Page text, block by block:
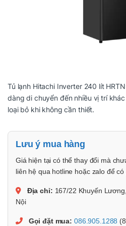
Tủ lạnh Hitachi Inverter 240 lít
dàng di chuyển đến nhiều vị trí
loại bỏ khi không cần thiết.
Lưu ý mua hàng
Giá hiện tại có thể thay đổi mà
liên hệ qua hotline hoặc zalo để
Địa chỉ: 167/22 Khuyến
Nội
Gọi đặt mua: 086.905.1288